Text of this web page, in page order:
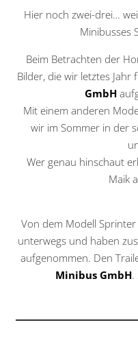
Hier noch zwei-drei…
Minibusses
Beim Betrachten der
Bilder, die wir letztes Jahr
GmbH
Mit einem anderen
wir im Sommer in der
Wer genau hinschaut
Maik
Von dem Modell
unterwegs und haben
aufgenommen. Den
Minibus GmbH.